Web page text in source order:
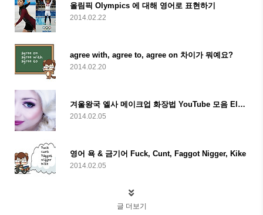
올림픽 Olympics 에 대해 영어로 표현하기
2014.02.22
agree with, agree to, agree on 차이가 뭐예요?
2014.02.20
겨울왕국 엘사 메이크업 화장법 YouTube 모음 Elsa Makeup Tutorial
2014.02.05
영어 욕 & 금기어 Fuck, Cunt, Faggot Nigger, Kike
2014.02.05
글 더보기